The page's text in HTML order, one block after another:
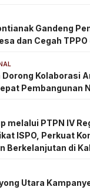
Gandeng
dan Cegah TPPO
Dorong Kolaborasi
Pembangunan
melalui PTPN IV
ISPO, Perkuat
Berkelanjutan di
Utara